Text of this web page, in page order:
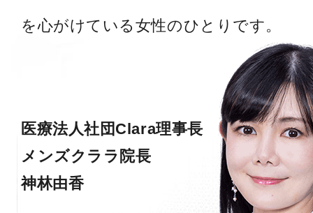
を心がけている女性のひとりです。
医療法人社団Clara理事長
メンズクララ院長
神林由香